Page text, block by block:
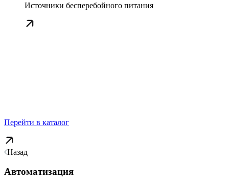
Источники бесперебойного питания
Перейти в каталог
Назад
Автоматизация